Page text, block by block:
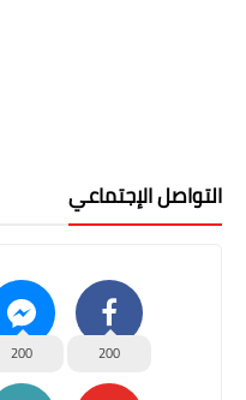
التواصل الإجتماعي
200
200